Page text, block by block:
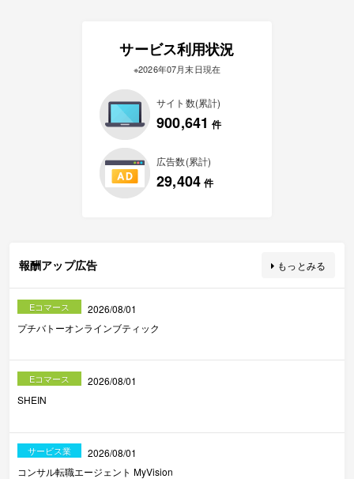
サービス利用状況
※2026年07月末日現在
サイト数(累計)
900,641 件
広告数(累計)
29,404 件
報酬アップ広告 もっとみる
Eコマース
2026/08/01
プチバトーオンラインブティック
Eコマース
2026/08/01
SHEIN
サービス業
2026/08/01
コンサル転職エージェント MyVision